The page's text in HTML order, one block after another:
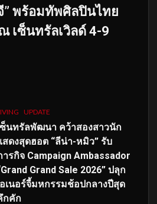
” พร้อมทัพศิลปินไทย
เซ็นทรัลเวิลด์ 4-9
UPDATE
ซ็นทรัลพัฒนา คว้าสองสาวนัก
สดงสุดฮอต “ลีน่า-หมิว” รับ
ารกิจ Campaign Ambassador
Grand Sale 2026” ปลุก
อเนอร์จี้มหกรรมช้อปกลางปีสุด
กคัก